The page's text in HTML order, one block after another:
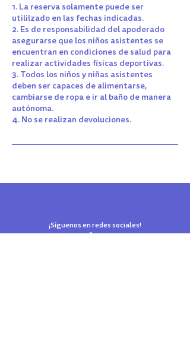
1. La reserva solamente puede ser
utililzado en las fechas indicadas.
2. Es de responsabilidad del apoderado
asegurarse que los niños asistentes se
encuentran en condiciones de salud para
realizar actividades físicas deportivas.
3. Todos los niños y niñas asistentes
deben ser capaces de alimentarse,
cambiarse de ropa e ir al baño de manera
autónoma.
4. No se realizan devoluciones.
¡Síguenos en redes sociales!